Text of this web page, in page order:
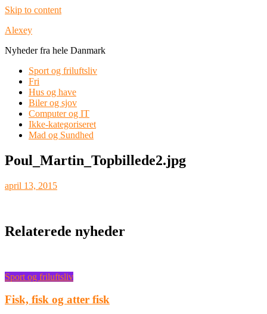
Skip to content
Alexey
Nyheder fra hele Danmark
Sport og friluftsliv
Fri
Hus og have
Biler og sjov
Computer og IT
Ikke-kategoriseret
Mad og Sundhed
Poul_Martin_Topbillede2.jpg
april 13, 2015
Relaterede nyheder
Sport og friluftsliv
Fisk, fisk og atter fisk